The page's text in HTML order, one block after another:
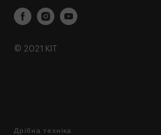
© 2021 KIT
Дрібна техніка